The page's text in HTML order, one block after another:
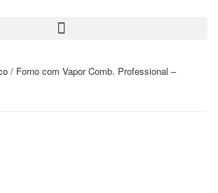
/ Forno com Vapor Comb. Professional –